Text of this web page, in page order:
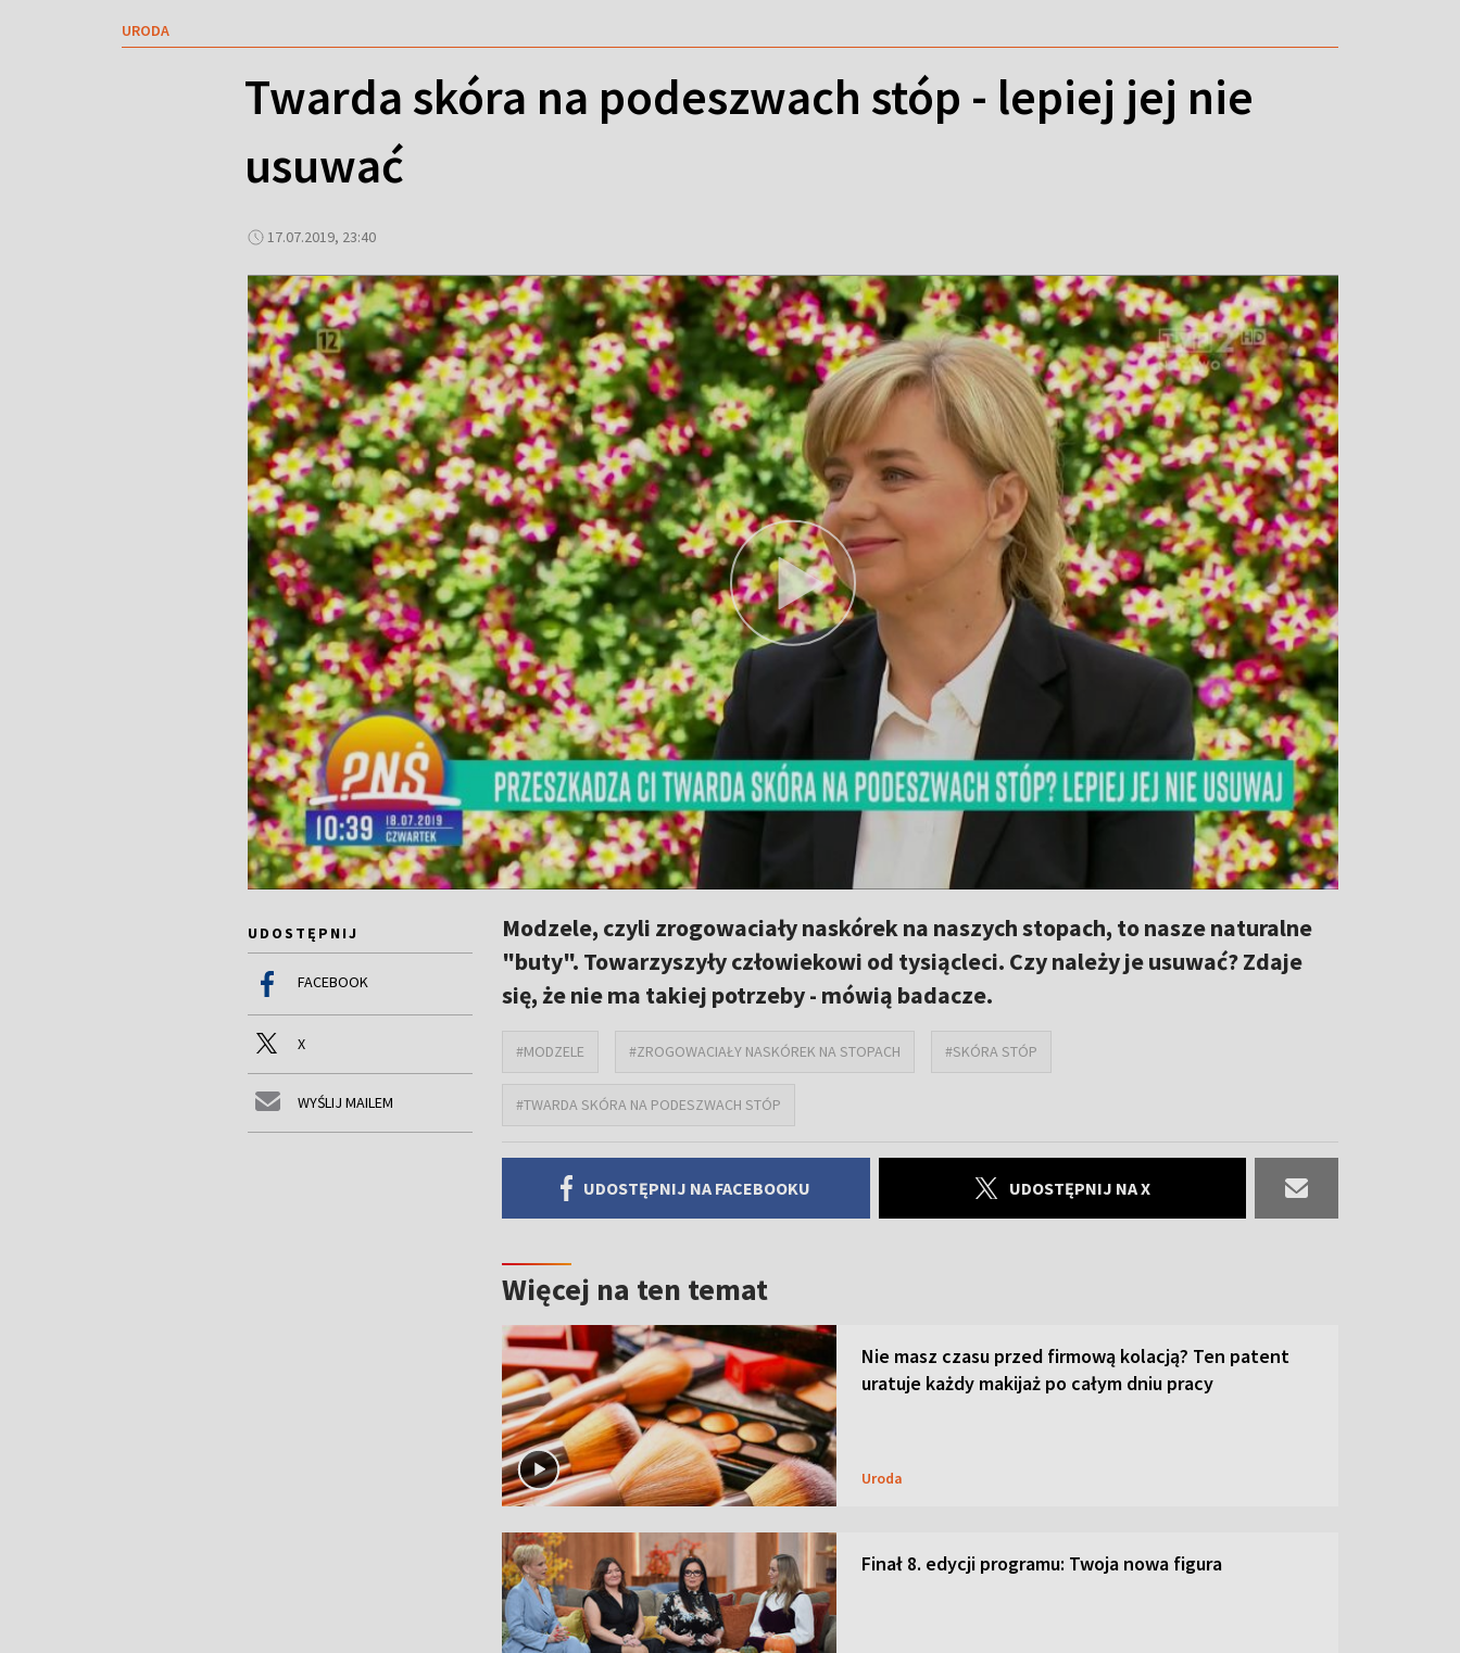
URODA
Twarda skóra na podeszwach stóp - lepiej jej nie
usuwać
17.07.2019, 23:40
UDOSTĘPNIJ
FACEBOOK
X
WYŚLIJ MAILEM
Modzele, czyli zrogowaciały naskórek na naszych stopach, to nasze naturalne
"buty". Towarzyszyły człowiekowi od tysiącleci. Czy należy je usuwać? Zdaje
się, że nie ma takiej potrzeby - mówią badacze.
#MODZELE #ZROGOWACIAŁY NASKÓREK NA STOPACH #SKÓRA STÓP
#TWARDA SKÓRA NA PODESZWACH STÓP
UDOSTĘPNIJ NA FACEBOOKU UDOSTĘPNIJ NA X
Więcej na ten temat
Nie masz czasu przed firmową kolacją? Ten patent
uratuje każdy makijaż po całym dniu pracy
Uroda
Finał 8. edycji programu: Twoja nowa figura